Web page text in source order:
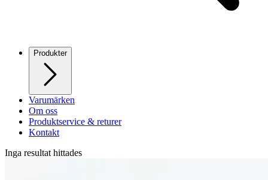
Produkter
Varumärken
Om oss
Produktservice & returer
Kontakt
Inga resultat hittades